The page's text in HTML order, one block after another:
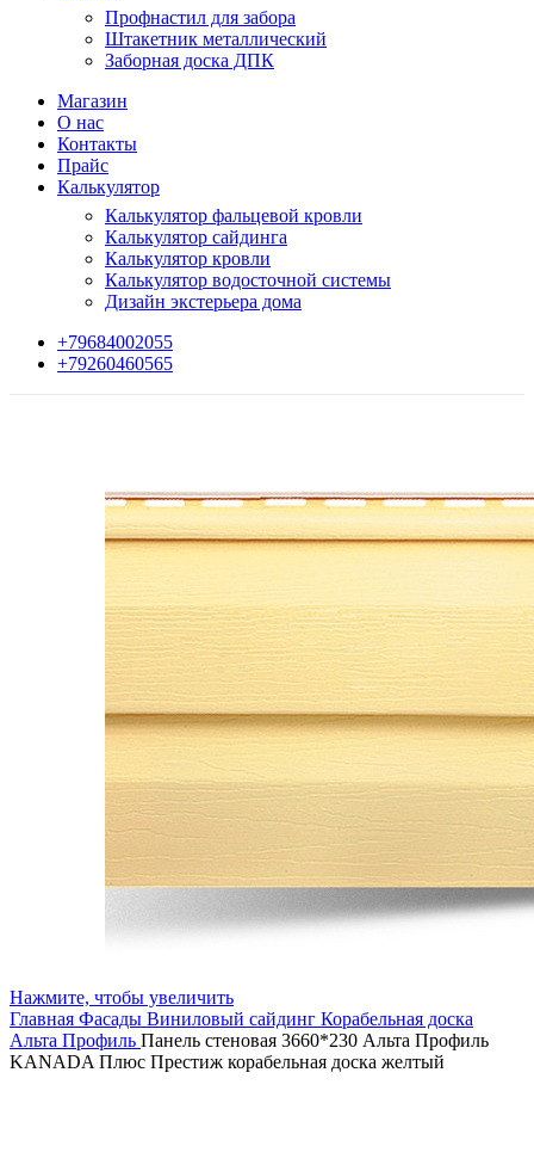
Профнастил для забора
Штакетник металлический
Заборная доска ДПК
Магазин
О нас
Контакты
Прайс
Калькулятор
Калькулятор фальцевой кровли
Калькулятор сайдинга
Калькулятор кровли
Калькулятор водосточной системы
Дизайн экстерьера дома
+79684002055
+79260460565
Нажмите, чтобы увеличить
Главная Фасады Виниловый сайдинг Корабельная доска
Альта Профиль Панель стеновая 3660*230 Альта Профиль
KANADA Плюс Престиж корабельная доска желтый